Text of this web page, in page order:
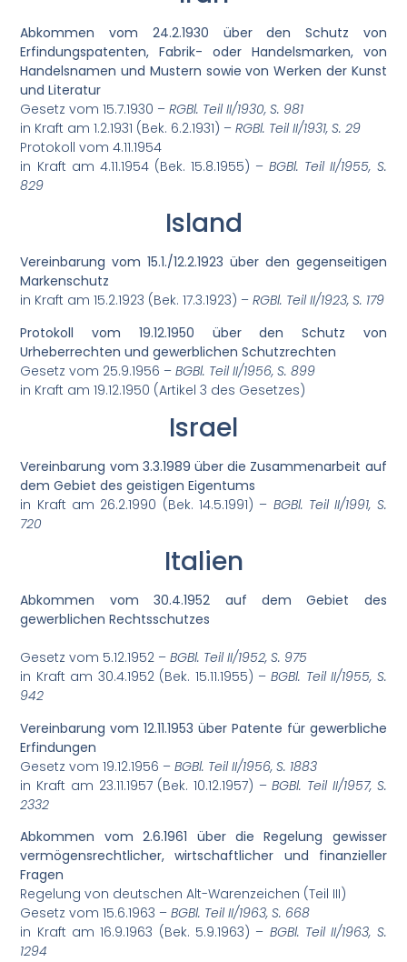
Abkommen vom 24.2.1930 über den Schutz von
Erfindungspatenten, Fabrik- oder Handelsmarken, von
Handelsnamen und Mustern sowie von Werken der Kunst
und Literatur
Gesetz vom 15.7.1930 –RGBl. Teil II/1930, S. 981
in Kraft am 1.2.1931 (Bek. 6.2.1931) –RGBl. Teil II/1931, S. 29
Protokoll vom 4.11.1954
in Kraft am 4.11.1954 (Bek. 15.8.1955) –BGBl. Teil II/1955, S.
829
Island
Vereinbarung vom 15.1./12.2.1923 über den gegenseitigen
Markenschutz
in Kraft am 15.2.1923 (Bek. 17.3.1923) –RGBl. Teil II/1923, S. 179
Protokoll vom 19.12.1950 über den Schutz von
Urheberrechten und gewerblichen Schutzrechten
Gesetz vom 25.9.1956 –BGBl. Teil II/1956, S. 899
in Kraft am 19.12.1950 (Artikel 3 des Gesetzes)
Israel
Vereinbarung vom 3.3.1989 über die Zusammenarbeit auf
dem Gebiet des geistigen Eigentums
in Kraft am 26.2.1990 (Bek. 14.5.1991) – BGBl. Teil II/1991, S.
720
Italien
Abkommen vom 30.4.1952 auf dem Gebiet des
gewerblichen Rechtsschutzes
Gesetz vom 5.12.1952 –BGBl. Teil II/1952, S. 975
in Kraft am 30.4.1952 (Bek. 15.11.1955) –BGBl. Teil II/1955, S.
942
Vereinbarung vom 12.11.1953 über Patente für gewerbliche
Erfindungen
Gesetz vom 19.12.1956 –BGBl. Teil II/1956, S. 1883
in Kraft am 23.11.1957 (Bek. 10.12.1957) –BGBl. Teil II/1957, S.
2332
Abkommen vom 2.6.1961 über die Regelung gewisser
vermögensrechtlicher, wirtschaftlicher und finanzieller
Fragen
Regelung von deutschen Alt-Warenzeichen (Teil III)
Gesetz vom 15.6.1963 –BGBl. Teil II/1963, S. 668
in Kraft am 16.9.1963 (Bek. 5.9.1963) – BGBl. Teil II/1963, S.
1294